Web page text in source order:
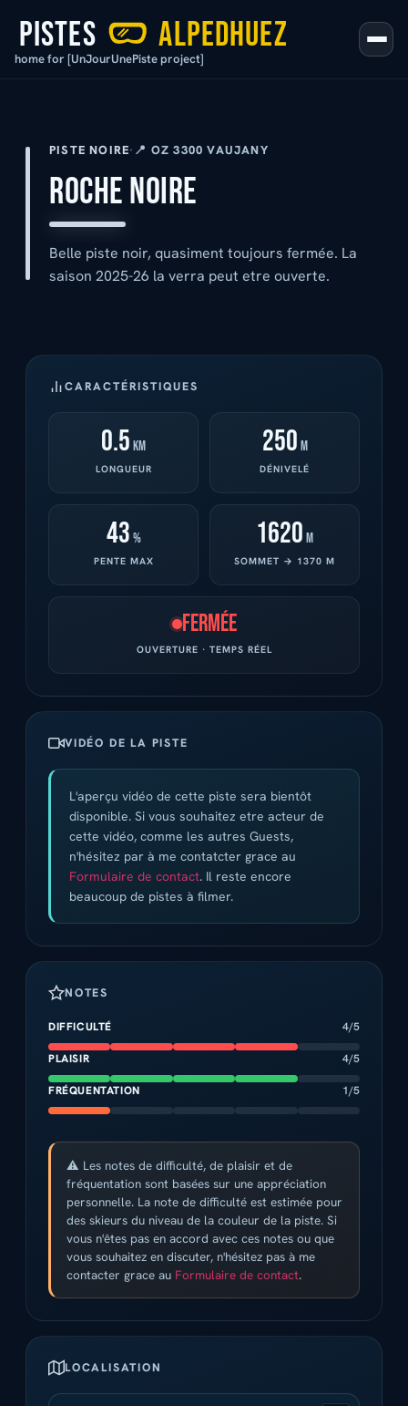
home for [UnJourUnePiste project]
PISTE NOIRE· 📍 OZ 3300 VAUJANY
ROCHE NOIRE
Belle piste noir, quasiment toujours fermée. La
saison 2025-26 la verra peut etre ouverte.
CARACTÉRISTIQUES
0.5 km
LONGUEUR
250 m
DÉNIVELÉ
43 %
PENTE MAX
1620 m
SOMMET → 1370 M
Fermée
OUVERTURE · TEMPS RÉEL
VIDÉO DE LA PISTE
L'aperçu vidéo de cette piste sera bientôt
disponible. Si vous souhaitez etre acteur de
cette vidéo, comme les autres Guests,
n'hésitez par à me contatcter grace au
Formulaire de contact. Il reste encore
beaucoup de pistes à filmer.
NOTES
DIFFICULTÉ 4/5
PLAISIR 4/5
FRÉQUENTATION 1/5
⚠️ Les notes de difficulté, de plaisir et de
fréquentation sont basées sur une appréciation
personnelle. La note de difficulté est estimée pour
des skieurs du niveau de la couleur de la piste. Si
vous n'êtes pas en accord avec ces notes ou que
vous souhaitez en discuter, n'hésitez pas à me
contacter grace au Formulaire de contact.
LOCALISATION